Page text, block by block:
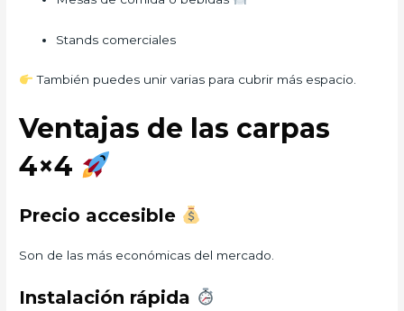
Stands comerciales
También puedes unir varias para cubrir más espacio.
Ventajas de las carpas
4×4
Precio accesible
Son de las más económicas del mercado.
Instalación rápida